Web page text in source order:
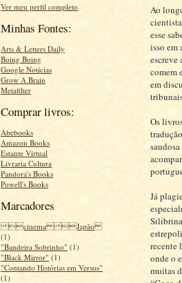
Ver meu perfil completo
Minhas Fontes:
Arts & Letters Daily
Boing Boing
Google Notícias
Grow A Brain
Metafilter
Comprar livros:
Abebooks
Amazon Books
Estante Virtual
Livraria Cultura
Pandora's Books
Powell's Books
Marcadores
cinema Japão
(1)
"Bandeira Sobrinho" (1)
"Black Mirror" (1)
"Contando Histórias em Versos"
(1)
Ao
esse
isso em
escreve
comem
em
Os
Já
onde o
muitas